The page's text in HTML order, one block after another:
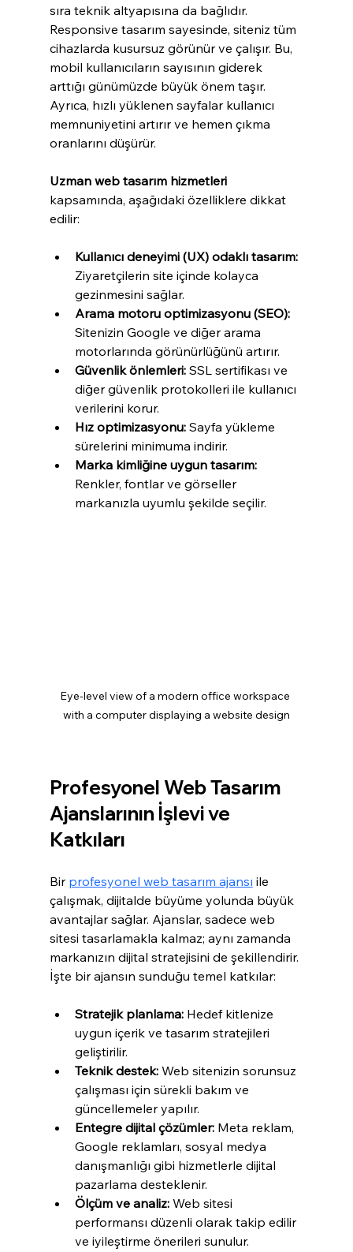
sıra teknik altyapısına da bağlıdır.
Responsive tasarım sayesinde, siteniz tüm
cihazlarda kusursuz görünür ve çalışır. Bu,
mobil kullanıcıların sayısının giderek
arttığı günümüzde büyük önem taşır.
Ayrıca, hızlı yüklenen sayfalar kullanıcı
memnuniyetini artırır ve hemen çıkma
oranlarını düşürür.
Uzman web tasarım hizmetleri
kapsamında, aşağıdaki özelliklere dikkat
edilir:
Kullanıcı deneyimi (UX) odaklı tasarım:
Ziyaretçilerin site içinde kolayca
gezinmesini sağlar.
Arama motoru optimizasyonu (SEO):
Sitenizin Google ve diğer arama
motorlarında görünürlüğünü artırır.
Güvenlik önlemleri: SSL sertifikası ve
diğer güvenlik protokolleri ile kullanıcı
verilerini korur.
Hız optimizasyonu: Sayfa yükleme
sürelerini minimuma indirir.
Marka kimliğine uygun tasarım:
Renkler, fontlar ve görseller
markanızla uyumlu şekilde seçilir.
Eye-level view of a modern office workspace
with a computer displaying a website design
Profesyonel Web Tasarım
Ajanslarının İşlevi ve
Katkıları
Bir profesyonel web tasarım ajansı ile
çalışmak, dijitalde büyüme yolunda büyük
avantajlar sağlar. Ajanslar, sadece web
sitesi tasarlamakla kalmaz; aynı zamanda
markanızın dijital stratejisini de şekillendirir.
İşte bir ajansın sunduğu temel katkılar:
Stratejik planlama: Hedef kitlenize
uygun içerik ve tasarım stratejileri
geliştirilir.
Teknik destek: Web sitenizin sorunsuz
çalışması için sürekli bakım ve
güncellemeler yapılır.
Entegre dijital çözümler: Meta reklam,
Google reklamları, sosyal medya
danışmanlığı gibi hizmetlerle dijital
pazarlama desteklenir.
Ölçüm ve analiz: Web sitesi
performansı düzenli olarak takip edilir
ve iyileştirme önerileri sunulur.